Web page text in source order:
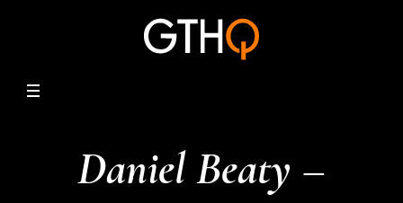
Daniel Beaty –